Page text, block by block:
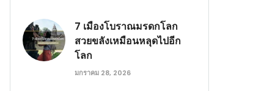
7 เมืองโบราณมรดกโลก
สวยขลังเหมือนหลุดไปอีก
โลก
มกราคม 28, 2026